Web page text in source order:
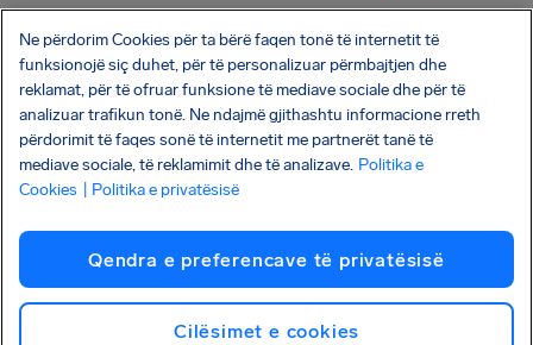
SocialFacebook
SocialTwitter
SocialInstagram
SocialLinkedin
SHKARKO APLIKACIONIN TONË FALAS
Termat dhe Kushtet Politika e privatësisë
Sulmi i zinxhirit të furnizimit Shai-Hulud
Tërheqja nga kontrata
E drejta e autorit © 2026 AirHelp
Ne përdorim Cookies për ta bërë faqen tonë të internetit të
funksionojë siç duhet, për të personalizuar përmbajtjen dhe
reklamat, për të ofruar funksione të mediave sociale dhe për të
analizuar trafikun tonë. Ne ndajmë gjithashtu informacione rreth
përdorimit të faqes sonë të internetit me partnerët tanë të
mediave sociale, të reklamimit dhe të analizave. Politika e
Cookies
| Politika e privatësisë
Qendra e preferencave të privatësisë
Cilësimet e cookies